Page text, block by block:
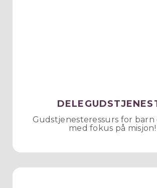
Gudstjenesteressurs for
med fokus på misjon!